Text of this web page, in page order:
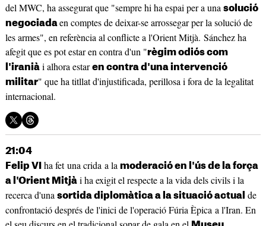
del MWC, ha assegurat que "sempre hi ha espai per a una solució
negociadaen comptes de deixar-se arrossegar per la solució de
les armes", en referència al conflicte a l'Orient Mitjà. Sánchez ha
afegit que es pot estar en contra d'un "règim odiós com
l'iraniài alhora estaren contra d'una intervenció
militar" que ha titllat d'injustificada, perillosa i fora de la legalitat
internacional.
21:04
Felip VI ha fet una crida a la moderació en l'ús de la força
a l'Orient Mitjài ha exigit el respecte a la vida dels civils i la
recerca d'una sortida diplomàtica a la situació actual de
confrontació després de l'inici de l'operació Fúria Èpica a l'Iran. En